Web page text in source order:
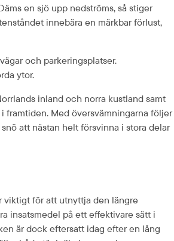
en sjö upp nedströms, så stiger
innebära en märkbar förlust,
och parkeringsplatser.
ytor.
inland och norra kustland samt
framtiden. Med översvämningarna följer
att nästan helt försvinna i stora delar
viktigt för att utnyttja den längre
insatsmedel på ett effektivare sätt i
är dock eftersatt idag efter en lång